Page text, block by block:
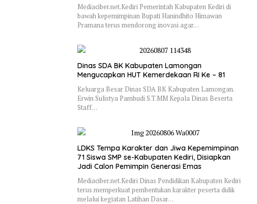
Mediaciber.net.Kediri Pemerintah Kabupaten Kediri di
bawah kepemimpinan Bupati Hanindhito Himawan
Pramana terus mendorong inovasi agar…
Dinas SDA BK Kabupaten Lamongan
Mengucapkan HUT Kemerdekaan RI Ke – 81
Keluarga Besar Dinas SDA BK Kabupaten Lamongan.
Erwin Sulistya Pambudi S.T.MM Kepala Dinas Beserta
Staff…
LDKS Tempa Karakter dan Jiwa Kepemimpinan
71 Siswa SMP se-Kabupaten Kediri, Disiapkan
Jadi Calon Pemimpin Generasi Emas
Mediaciber.net.Kediri Dinas Pendidikan Kabupaten Kediri
terus memperkuat pembentukan karakter peserta didik
melalui kegiatan Latihan Dasar…